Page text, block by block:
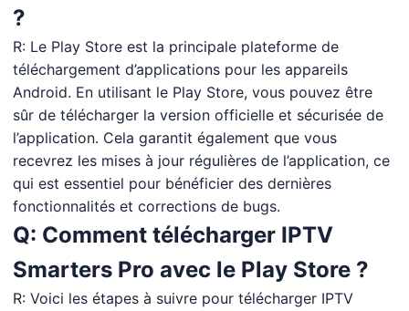
?
R: Le Play Store est la principale plateforme de
téléchargement d’applications pour les appareils
Android. En utilisant le Play Store, vous pouvez être
sûr de télécharger la version officielle et sécurisée de
l’application. Cela garantit également que vous
recevrez les mises à jour régulières de l’application, ce
qui est essentiel pour bénéficier des dernières
fonctionnalités et corrections de bugs.
Q: Comment télécharger IPTV
Smarters Pro avec le Play Store ?
R: Voici les étapes à suivre pour télécharger IPTV